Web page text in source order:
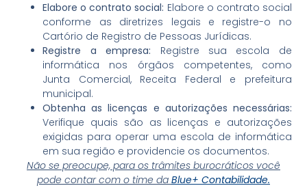
Elabore o contrato social: Elabore o contrato social
conforme as diretrizes legais e registre-o no
Cartório de Registro de Pessoas Jurídicas.
Registre a empresa: Registre sua escola de
informática nos órgãos competentes, como
Junta Comercial, Receita Federal e prefeitura
municipal.
Obtenha as licenças e autorizações necessárias:
Verifique quais são as licenças e autorizações
exigidas para operar uma escola de informática
em sua região e providencie os documentos.
Não se preocupe, para os trâmites burocráticos você
pode contar com o time da Blue+ Contabilidade.